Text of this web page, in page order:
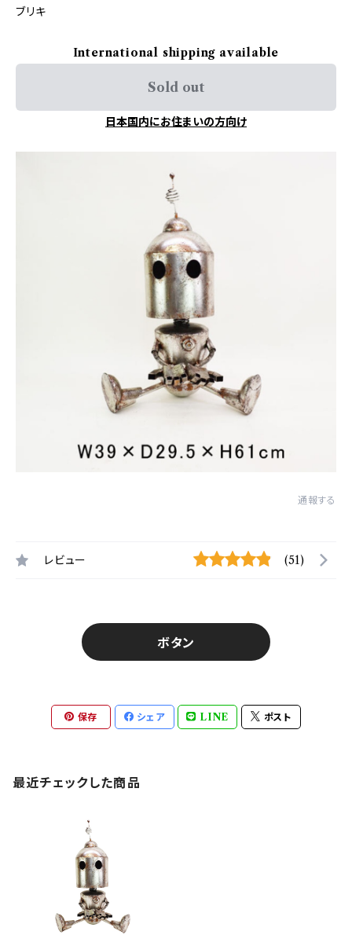
ブリキ
International shipping available
Sold out
日本国内にお住まいの方向け
通報する
レビュー (51)
ボタン
保存 シェア LINE ポスト
最近チェックした商品